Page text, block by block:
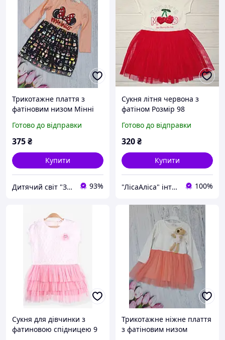
Трикотажне плаття з
фатіновим низом Мінні
98
Готово до відправки
375₴
Купити
Дитячий світ "Замок" 93%
Сукня літня червона з
фатіном Розмір 98
Готово до відправки
320₴
Купити
"ЛісаАліса" інтернет-магазин нижньої білизни для всієї родини та дитячого одягу 100%
Сукня для дівчинки з
фатиновою спідницею 9
Трикотажне ніжне плаття
з фатіновим низом